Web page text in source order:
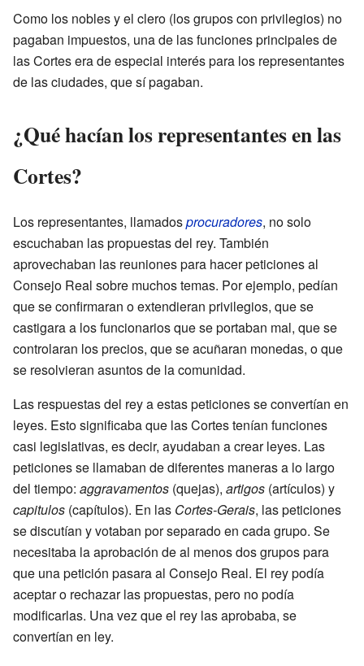
Como los nobles y el clero (los grupos con privilegios) no
pagaban impuestos, una de las funciones principales de
las Cortes era de especial interés para los representantes
de las ciudades, que sí pagaban.
¿Qué hacían los representantes en las
Cortes?
Los representantes, llamadosprocuradores, no solo
escuchaban las propuestas del rey. También
aprovechaban las reuniones para hacer peticiones al
Consejo Real sobre muchos temas. Por ejemplo, pedían
que se confirmaran o extendieran privilegios, que se
castigara a los funcionarios que se portaban mal, que se
controlaran los precios, que se acuñaran monedas, o que
se resolvieran asuntos de la comunidad.
Las respuestas del rey a estas peticiones se convertían en
leyes. Esto significaba que las Cortes tenían funciones
casi legislativas, es decir, ayudaban a crear leyes. Las
peticiones se llamaban de diferentes maneras a lo largo
del tiempo: aggravamentos (quejas), artigos (artículos) y
capitulos (capítulos). En las Cortes-Gerais, las peticiones
se discutían y votaban por separado en cada grupo. Se
necesitaba la aprobación de al menos dos grupos para
que una petición pasara al Consejo Real. El rey podía
aceptar o rechazar las propuestas, pero no podía
modificarlas. Una vez que el rey las aprobaba, se
convertían en ley.